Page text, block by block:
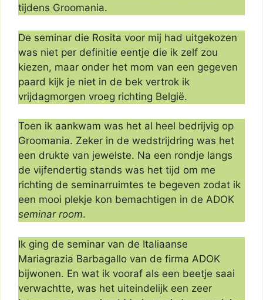
tijdens Groomania.
De seminar die Rosita voor mij had uitgekozen
was niet per definitie eentje die ik zelf zou
kiezen, maar onder het mom van een gegeven
paard kijk je niet in de bek vertrok ik
vrijdagmorgen vroeg richting België.
Toen ik aankwam was het al heel bedrijvig op
Groomania. Zeker in de wedstrijdring was het
een drukte van jewelste. Na een rondje langs
de vijfendertig stands was het tijd om me
richting de seminarruimtes te begeven zodat ik
een mooi plekje kon bemachtigen in de ADOK
seminar room.
Ik ging de seminar van de Italiaanse
Mariagrazia Barbagallo van de firma ADOK
bijwonen. En wat ik vooraf als een beetje saai
verwachtte, was het uiteindelijk een zeer